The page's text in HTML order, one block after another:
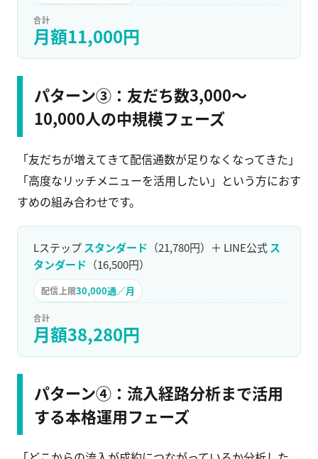
合計
月額11,000円
パターン③：友だち数3,000〜
10,000人の中規模フェーズ
「友だちが増えてきて配信通数が足りなくなってきた」
「高度なリッチメニューを活用したい」という方におす
すめの組み合わせです。
Lステップ スタンダード （21,780円）＋ LINE公式 ス
タンダード （16,500円）
配信上限30,000通／月
合計
月額38,280円
パターン④：流入経路分析まで活用
する本格運用フェーズ